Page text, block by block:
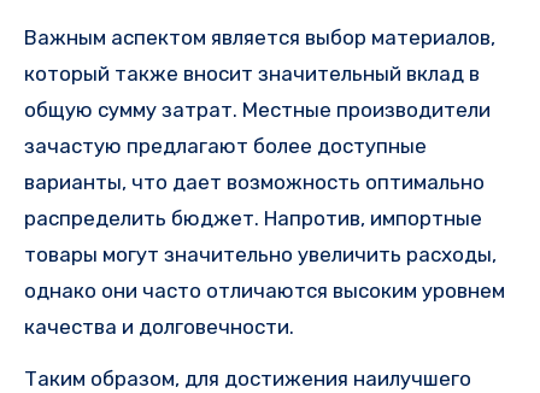
Важным аспектом является выбор материалов,
который также вносит значительный вклад в
общую сумму затрат. Местные производители
зачастую предлагают более доступные
варианты, что дает возможность оптимально
распределить бюджет. Напротив, импортные
товары могут значительно увеличить расходы,
однако они часто отличаются высоким уровнем
качества и долговечности.
Таким образом, для достижения наилучшего